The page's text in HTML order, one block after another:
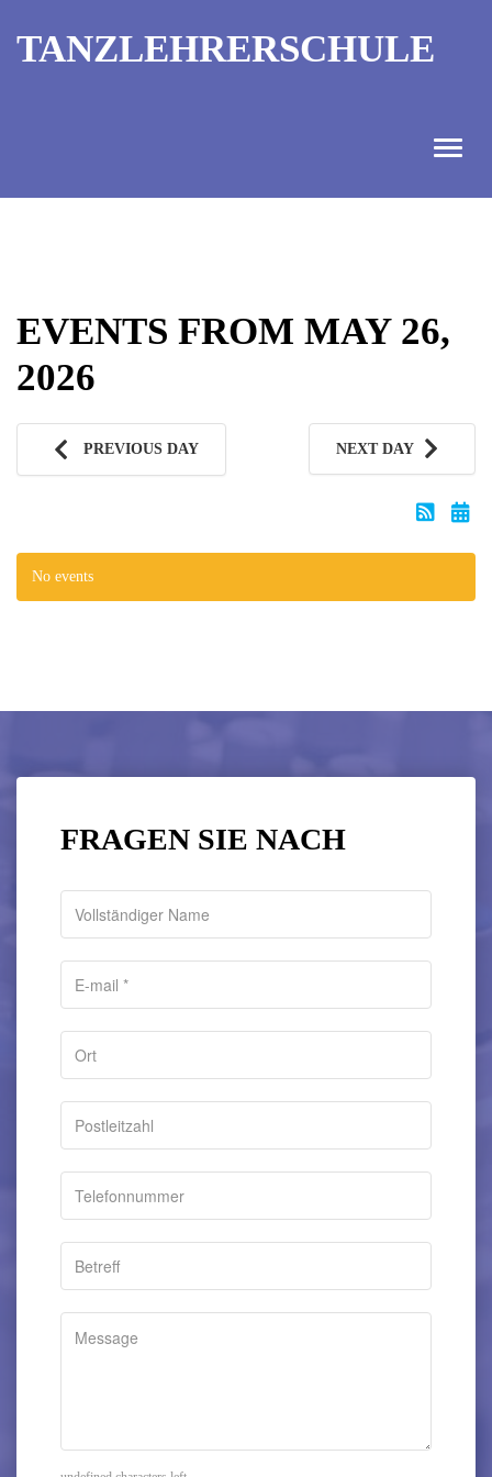
TANZLEHRERSCHULE
AUSBILDUNGTERMINE
KONTAKT
TANZMEISTER
EVENTS FROM MAY 26,
2026
PREVIOUS DAY NEXT DAY
No events
FRAGEN SIE NACH